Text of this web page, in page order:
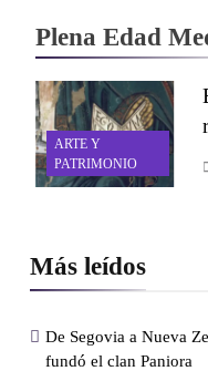
Más leídos
De Segovia a Nueva
fundó el clan Paniora
Plena Edad
ARTE Y
PATRIMONIO